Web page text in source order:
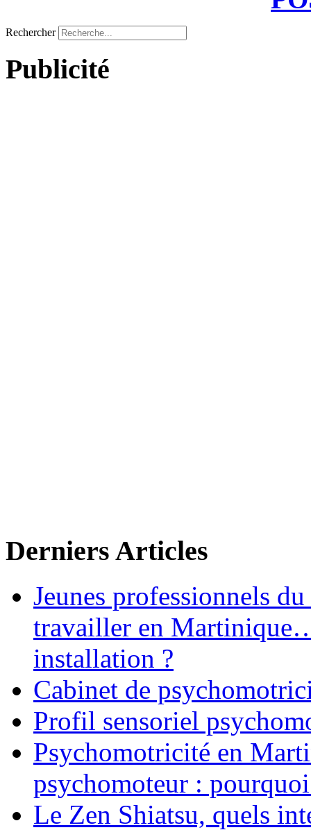
Rechercher
Publicité
Derniers Articles
Jeunes professionnels
travailler en
installation ?
Cabinet de
Profil sensoriel
Psychomotricité en
psychomoteur :
Le Zen Shiatsu, quels